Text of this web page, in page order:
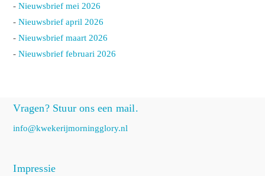
-Nieuwsbrief mei 2026
-Nieuwsbrief april 2026
-Nieuwsbrief maart 2026
-Nieuwsbrief februari 2026
Vragen? Stuur ons een mail.
info@kwekerijmorningglory.nl
Impressie